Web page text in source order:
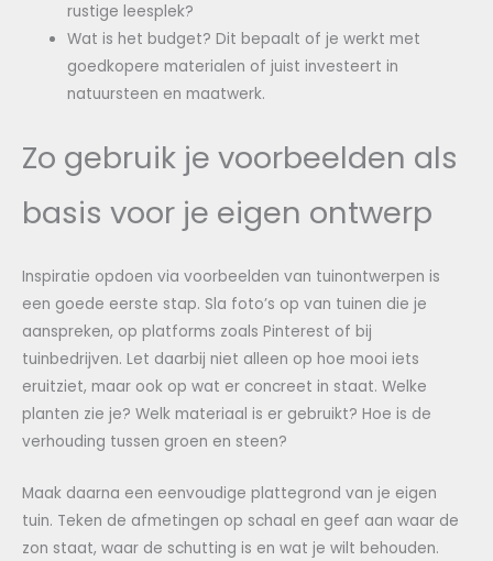
rustige leesplek?
Wat is het budget? Dit bepaalt of je werkt met
goedkopere materialen of juist investeert in
natuursteen en maatwerk.
Zo gebruik je voorbeelden als
basis voor je eigen ontwerp
Inspiratie opdoen via voorbeelden van tuinontwerpen is
een goede eerste stap. Sla foto’s op van tuinen die je
aanspreken, op platforms zoals Pinterest of bij
tuinbedrijven. Let daarbij niet alleen op hoe mooi iets
eruitziet, maar ook op wat er concreet in staat. Welke
planten zie je? Welk materiaal is er gebruikt? Hoe is de
verhouding tussen groen en steen?
Maak daarna een eenvoudige plattegrond van je eigen
tuin. Teken de afmetingen op schaal en geef aan waar de
zon staat, waar de schutting is en wat je wilt behouden.